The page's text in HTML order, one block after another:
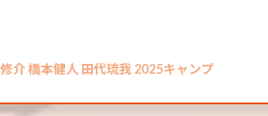
介 橋本健人 田代琉我 2025キャンプ